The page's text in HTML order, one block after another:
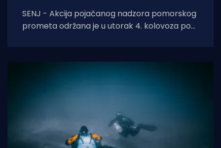
SENJ - Akcija pojačanog nadzora pomorskog
prometa održana je u utorak 4. kolovoza pod